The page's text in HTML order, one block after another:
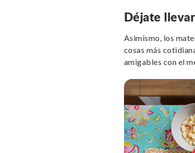
Déjate
Asimismo, los
cosas más
amigables con el